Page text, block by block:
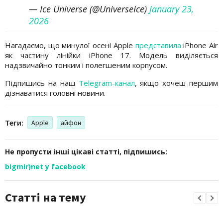
— Ice Universe (@UniverseIce) January 23,
2026
Нагадаємо, що минулої осені Apple представила iPhone Air
як частину лінійки iPhone 17. Модель виділяється
надзвичайно тонким і полегшеним корпусом.
Підпишись на наш Telegram-канал, якщо хочеш першим
дізнаватися головні новини.
Теги: Apple айфон
Не пропусти інші цікаві статті, підпишись:
bigmir)net у facebook
Статті на тему